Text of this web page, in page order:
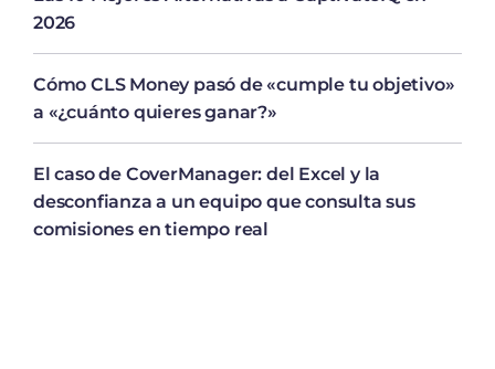
2026
Cómo CLS Money pasó de «cumple tu objetivo»
a «¿cuánto quieres ganar?»
El caso de CoverManager: del Excel y la
desconfianza a un equipo que consulta sus
comisiones en tiempo real